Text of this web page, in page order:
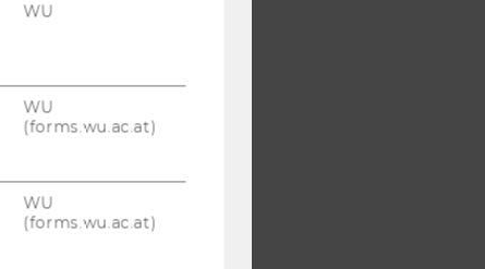
WU
WU
(forms.wu.ac.at)
WU
(forms.wu.ac.at)